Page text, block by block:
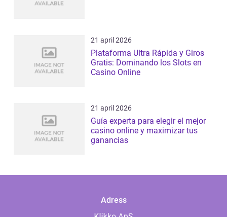
21 april 2026
Plataforma Ultra Rápida y Giros
Gratis: Dominando los Slots en
Casino Online
21 april 2026
Guía experta para elegir el mejor
casino online y maximizar tus
ganancias
Adress